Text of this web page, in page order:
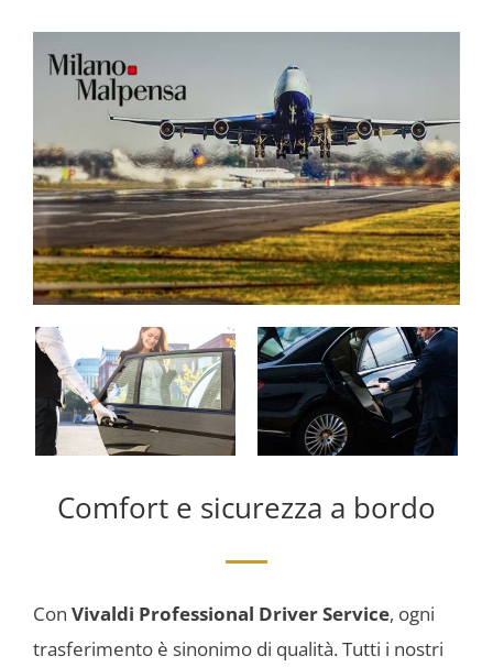
Comfort e sicurezza a bordo
Con Vivaldi Professional Driver Service, ogni
trasferimento è sinonimo di qualità. Tutti i nostri